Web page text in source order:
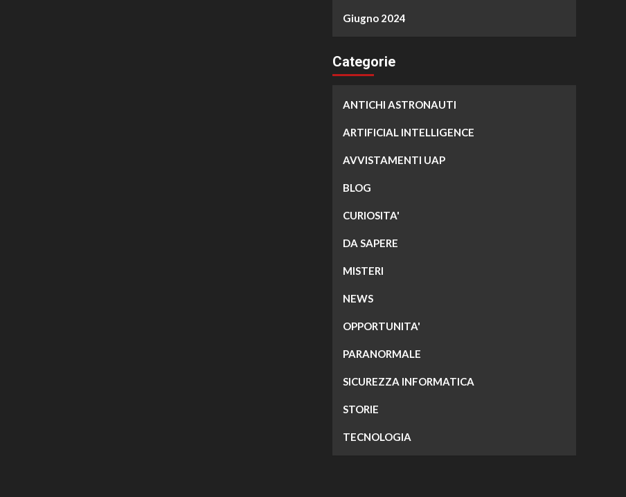
Giugno 2024
Categorie
ANTICHI ASTRONAUTI
ARTIFICIAL INTELLIGENCE
AVVISTAMENTI UAP
BLOG
CURIOSITA'
DA SAPERE
MISTERI
NEWS
OPPORTUNITA'
PARANORMALE
SICUREZZA INFORMATICA
STORIE
TECNOLOGIA